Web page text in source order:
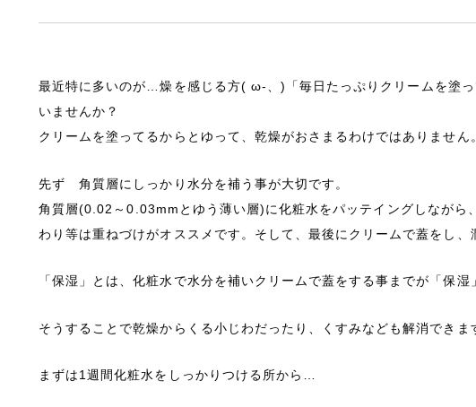
最近特に多いのが…燥を感じる方( ω-、)「毎日たっぷりクリームを塗
いませんか？
クリームを塗ってるからとゆって、乾燥がおさまるわけではありません
先ず 角質層にしっかり水分を補う事が大切です。
角質層(0.02～0.03mmとゆう薄い層)に化粧水をパッテイングしながら
わり等は重ねづけがオススメです。そして、最後にクリームで蓋をし
「保湿」とは、化粧水で水分を補いクリームで蓋をする事までが「保湿
そうすることで乾燥からくる小じわだったり、くすみなども解消でき
まずは1週間化粧水をしっかりつける所から…